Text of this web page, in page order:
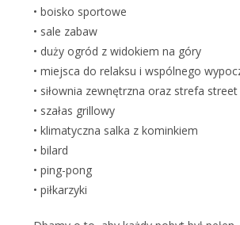
• boisko sportowe
• sale zabaw
• duży ogród z widokiem na góry
• miejsca do relaksu i wspólnego
• siłownia zewnętrzna oraz strefa
• szałas grillowy
• klimatyczna salka z kominkiem
• bilard
• ping-pong
• piłkarzyki